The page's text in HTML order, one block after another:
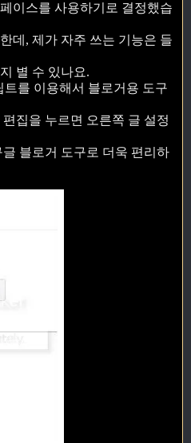
이스를 사용하기로 결정했습
데, 제가 자주 쓰는 기능은 들
별 수 있나요.
트를 이용해서 블로거용 도구
집을 누르면 오른쪽 글 설정
블로거 도구로 더욱 편리하